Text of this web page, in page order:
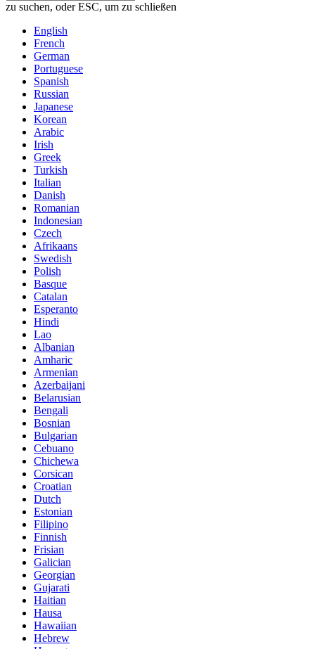
zu suchen, oder ESC, um zu schließen
English
French
German
Portuguese
Spanish
Russian
Japanese
Korean
Arabic
Irish
Greek
Turkish
Italian
Danish
Romanian
Indonesian
Czech
Afrikaans
Swedish
Polish
Basque
Catalan
Esperanto
Hindi
Lao
Albanian
Amharic
Armenian
Azerbaijani
Belarusian
Bengali
Bosnian
Bulgarian
Cebuano
Chichewa
Corsican
Croatian
Dutch
Estonian
Filipino
Finnish
Frisian
Galician
Georgian
Gujarati
Haitian
Hausa
Hawaiian
Hebrew